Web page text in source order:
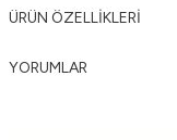
ÜRÜN ÖZELLIKLERI
YORUMLAR